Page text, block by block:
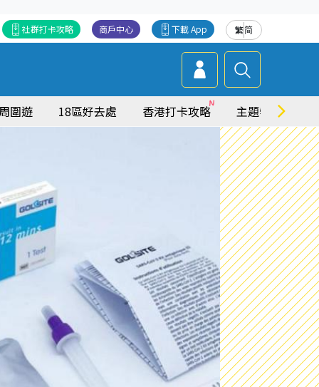
繁简
下載 App
商戶中心
社群打卡攻略
圍遊 18區好去處 香港打卡攻略 主題特集